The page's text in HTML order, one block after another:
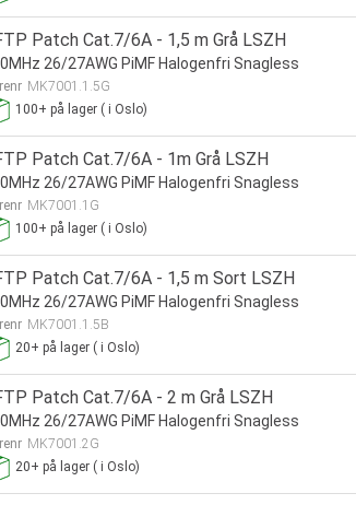
Patch Cat.7/6A - 1,5 m Grå LSZH
26/27AWG PiMF Halogenfri Snagless
MK7001.1.5G
100+ på lager ( i Oslo)
Patch Cat.7/6A - 1m Grå LSZH
26/27AWG PiMF Halogenfri Snagless
MK7001.1G
100+ på lager ( i Oslo)
Patch Cat.7/6A - 1,5 m Sort LSZH
26/27AWG PiMF Halogenfri Snagless
MK7001.1.5B
20+ på lager ( i Oslo)
Patch Cat.7/6A - 2 m Grå LSZH
26/27AWG PiMF Halogenfri Snagless
MK7001.2G
20+ på lager ( i Oslo)